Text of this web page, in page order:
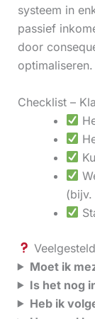
systeem in
passief
door
optimaliseren.
Checklist –
(bijv.
Moet ik
Is het nog
Heb ik